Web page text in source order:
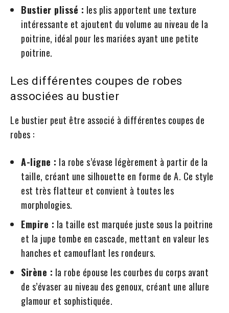
Bustier plissé : les plis apportent une texture
intéressante et ajoutent du volume au niveau de la
poitrine, idéal pour les mariées ayant une petite
poitrine.
Les différentes coupes de robes
associées au bustier
Le bustier peut être associé à différentes coupes de
robes :
A-ligne : la robe s’évase légèrement à partir de la
taille, créant une silhouette en forme de A. Ce style
est très flatteur et convient à toutes les
morphologies.
Empire : la taille est marquée juste sous la poitrine
et la jupe tombe en cascade, mettant en valeur les
hanches et camouflant les rondeurs.
Sirène : la robe épouse les courbes du corps avant
de s’évaser au niveau des genoux, créant une allure
glamour et sophistiquée.